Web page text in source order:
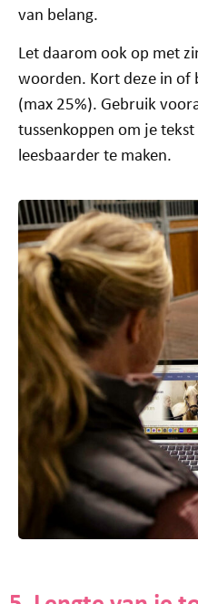
van belang.
Let daarom ook op met
woorden. Kort deze in
(max 25%). Gebruik
tussenkoppen om je
leesbaarder te maken.